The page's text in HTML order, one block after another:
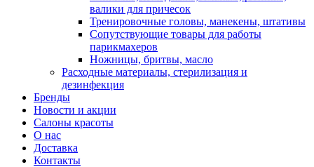
валики для причесок
Тренировочные головы, манекены, штативы
Сопутствующие товары для работы
парикмахеров
Ножницы, бритвы, масло
Расходные материалы, стерилизация и
дезинфекция
Бренды
Новости и акции
Салоны красоты
О нас
Доставка
Контакты